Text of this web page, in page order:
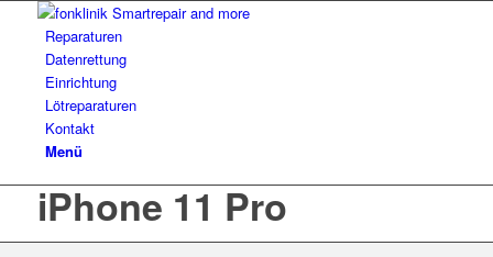
Reparaturen
Datenrettung
Einrichtung
Lötreparaturen
Kontakt
Menü
iPhone 11 Pro